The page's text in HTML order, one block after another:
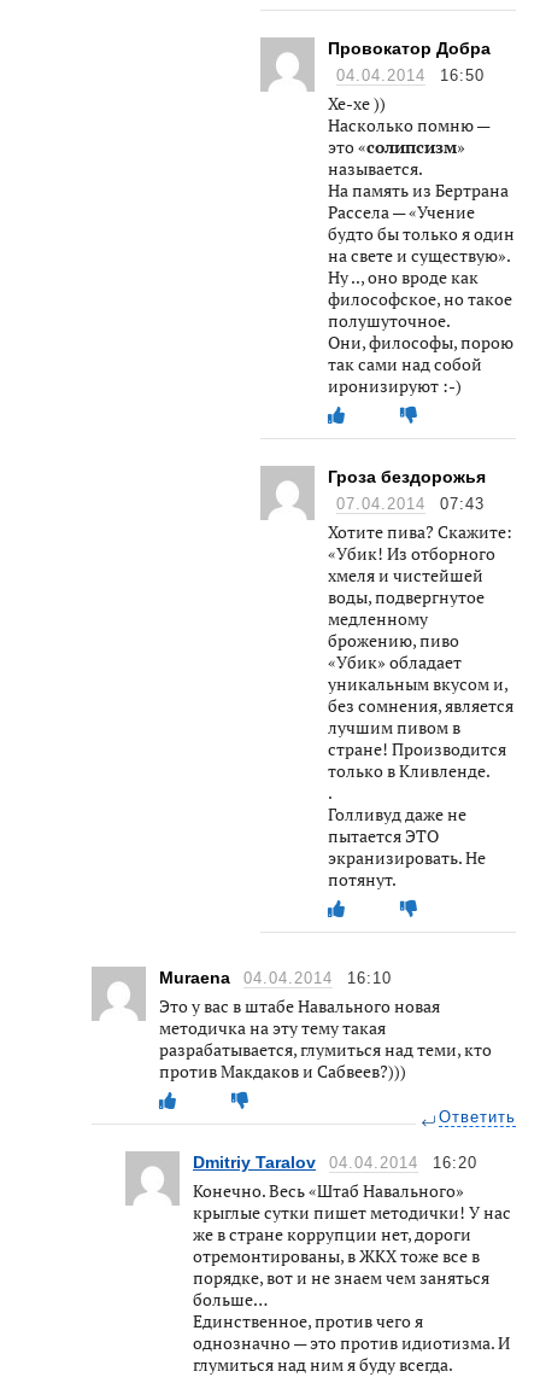
Провокатор Добра
04.04.2014 16:50
Хе-хе ))
Насколько помню —
это «солипсизм»
называется.
На память из Бертрана
Рассела — «Учение
будто бы только я один
на свете и существую».
Ну .., оно вроде как
философское, но такое
полушуточное.
Они, философы, порою
так сами над собой
иронизируют :-)
Гроза бездорожья
07.04.2014 07:43
Хотите пива? Скажите:
«Убик! Из отборного
хмеля и чистейшей
воды, подвергнутое
медленному
брожению, пиво
«Убик» обладает
уникальным вкусом и,
без сомнения, является
лучшим пивом в
стране! Производится
только в Кливленде.
.
Голливуд даже не
пытается ЭТО
экранизировать. Не
потянут.
Muraena 04.04.2014 16:10
Это у вас в штабе Навального новая
методичка на эту тему такая
разрабатывается, глумиться над теми, кто
против Макдаков и Сабвеев?)))
Ответить
Dmitriy Taralov 04.04.2014 16:20
Конечно. Весь «Штаб Навального»
крыглые сутки пишет методички! У нас
же в стране коррупции нет, дороги
отремонтированы, в ЖКХ тоже все в
порядке, вот и не знаем чем заняться
больше…
Единственное, против чего я
однозначно — это против идиотизма. И
глумиться над ним я буду всегда.